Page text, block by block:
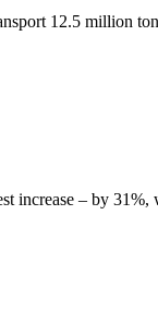
12.5 million
increase – by